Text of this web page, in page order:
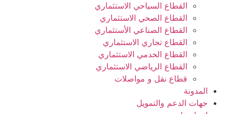
القطاع السياحي الاستثماري
القطاع الصحي الاستثماري
القطاع الصناعي الأستثماري
القطاع تجاري الاستثماري
القطاع الخدمي الاستثماري
القطاع الرياضي الاستثماري
قطاع نقل و مواصلات
المدونة
جهات الدعم والتمويل